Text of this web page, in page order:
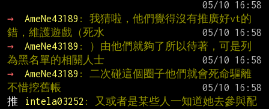
→
AmeNe43189 : 我猜啦，他們覺得沒有推廣好vt的
錯，維護遊戲（死水
→
AmeNe43189 : ）由他們就夠了所以待著，可是列
為黑名單的相關人士
→
AmeNe43189 : 二次碰這個圈子他們就會死命驅離
不惜挖舊帳
推
intela03252 : 又或者是某些人一知道她去參與配